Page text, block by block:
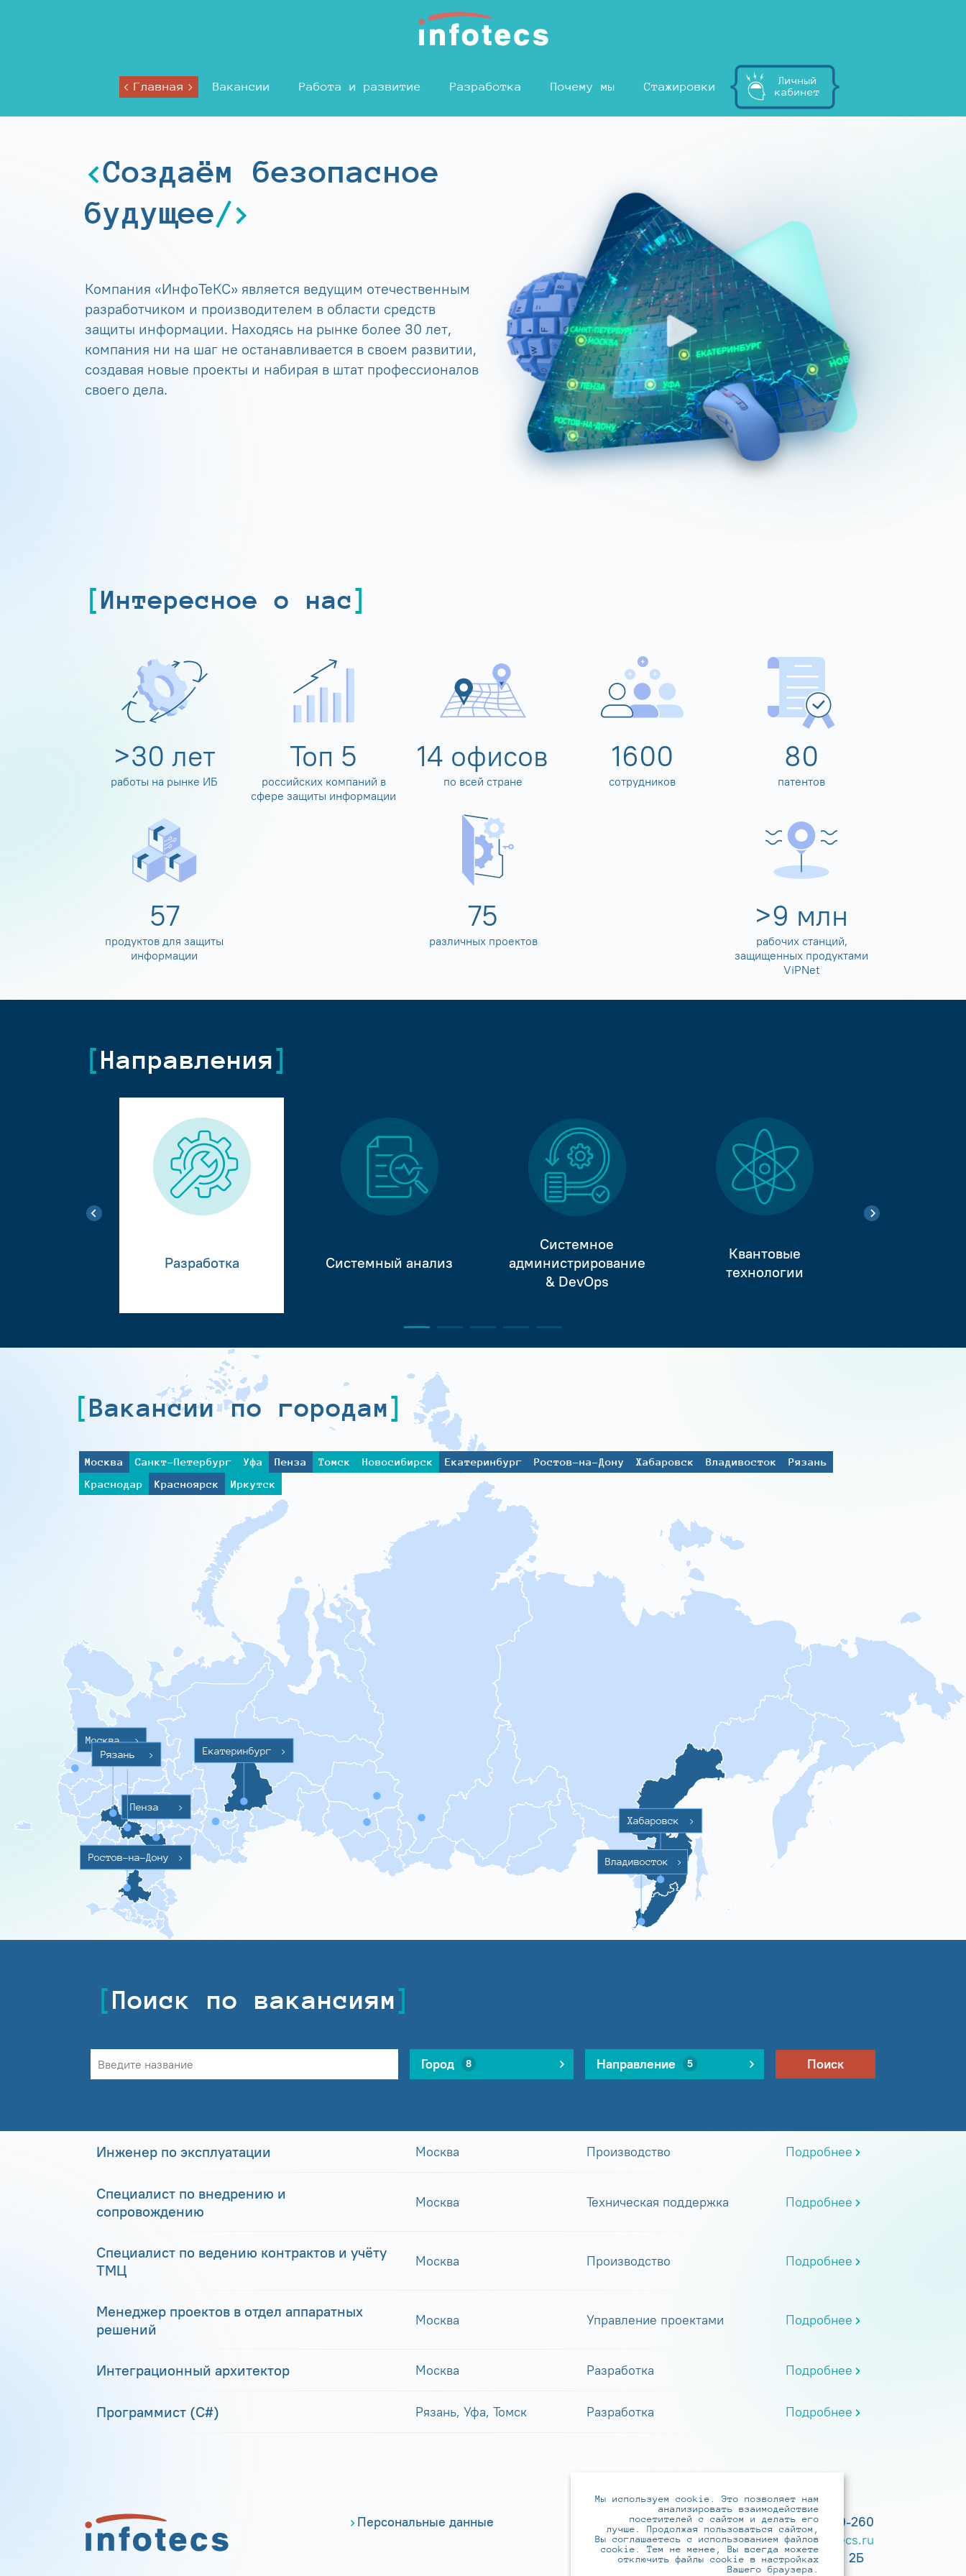
Главная Вакансии Работа и развитие Разработка Почему мы Стажировки
Личный
кабинет
Создаём безопасное
будущее
Компания «ИнфоТеКС» является ведущим отечественным
разработчиком и производителем в области средств
защиты информации. Находясь на рынке более 30 лет,
компания ни на шаг не останавливается в своем развитии,
создавая новые проекты и набирая в штат профессионалов
своего дела.
Интересное о нас
>30 лет
работы на рынке ИБ
Топ 5
российских компаний в
сфере защиты информации
14 офисов
по всей стране
1600
сотрудников
80
патентов
60
продуктов для защиты
информации
80
различных проектов
>10 млн
рабочих станций,
защищенных продуктами
ViPNet
Направления
Разработка Системный анализ
Системное
администрирование
& DevOps
Квантовые
технологии
Вакансии по городам
Москва Санкт-Петербург Уфа Пенза Томск Новосибирск Екатеринбург Ростов-на-Дону Хабаровск Владивосток
Рязань
Краснодар
Красноярск Иркутск
Москва >
Ростов-на-Дону >
Пенза >
Екатеринбург >
Хабаровск >
Владивосток >
Рязань >
Поиск по вакансиям
Город 8 Направление 5 Поиск
Инженер по эксплуатации Москва Производство Подробнее
Специалист по внедрению и
сопровождению
Москва Техническая поддержка Подробнее
Специалист по ведению контрактов и учёту
ТМЦ
Москва Производство Подробнее
Менеджер проектов в отдел аппаратных
решений
Москва Управление проектами Подробнее
Интеграционный архитектор Москва Разработка Подробнее
Программист (С#) Рязань, Уфа, Томск Разработка Подробнее
Персональные данные
+7 (495) 737-6192, 8-800-250-0-260
practice@infotecs.ru ,hr@infotecs.ru
127273, г. Москва, Отрадная ул., 2Б
Мы используем cookie. Это позволяет нам
анализировать взаимодействие
посетителей с сайтом и делать его
лучше. Продолжая пользоваться сайтом,
Вы соглашаетесь с использованием файлов
cookie. Тем не менее, Вы всегда можете
отключить файлы cookie в настройках
Вашего браузера.